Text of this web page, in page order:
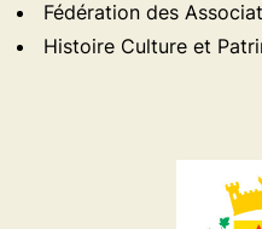
Fédération des
Histoire Culture et